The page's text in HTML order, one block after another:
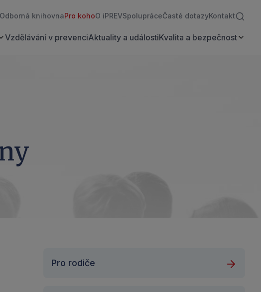
Odborná knihovnaPro kohoO iPREVSpolupráceČasté dotazyKontakt
Vzdělávání v prevenciAktuality a událostiKvalita a bezpečnost
Pro rodiče